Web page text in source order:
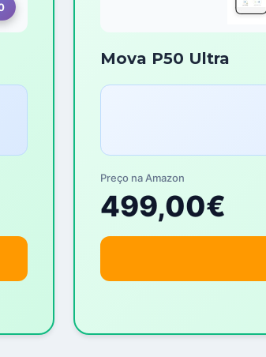
Mova P50 Ultra
Preço na Amazon
499,00€